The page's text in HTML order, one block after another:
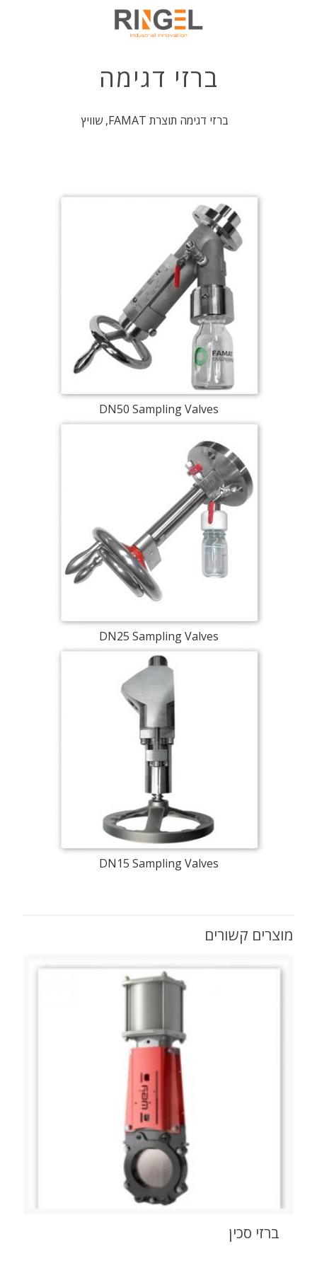
ברזי דגימה
ברזי דגימה תוצרת FAMAT, שוויץ
DN50 Sampling Valves
DN25 Sampling Valves
DN15 Sampling Valves
מוצרים קשורים
ברזי סכין